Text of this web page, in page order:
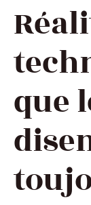
que